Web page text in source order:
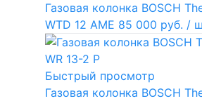
Газовая колонка BOSCH
WTD 12 AME 85 000 руб. /
Быстрый просмотр
Газовая колонка BOSCH